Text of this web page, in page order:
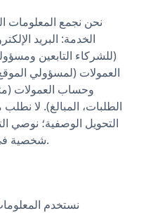
نحن نجمع المعلومات
الخدمة: البريد
(للشركاء التابعين
العمولات (لمسؤولي
وحساب العمولات
الطلبات، المبالغ). لا
التحويل الوصفية؛ نوصي
شخصية في حقول البيانات الوصفية الاختيارية.
نستخدم